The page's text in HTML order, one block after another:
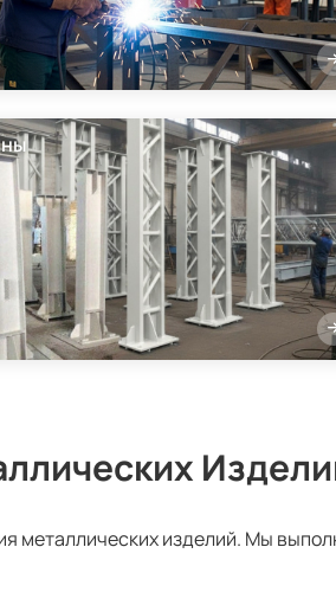
металлических изделий. Мы